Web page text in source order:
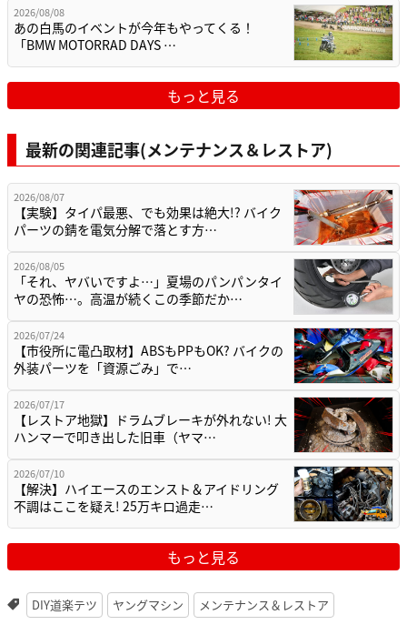
2026/08/08
あの白馬のイベントが今年もやってくる！
「BMW MOTORRAD DAYS …
もっと見る
最新の関連記事(メンテナンス＆レストア)
2026/08/07
【実験】タイパ最悪、でも効果は絶大!? バイク
パーツの錆を電気分解で落とす方…
2026/08/05
「それ、ヤバいですよ…」夏場のパンパンタイ
ヤの恐怖…。高温が続くこの季節だか…
2026/07/24
【市役所に電凸取材】ABSもPPもOK? バイクの
外装パーツを「資源ごみ」で…
2026/07/17
【レストア地獄】ドラムブレーキが外れない! 大
ハンマーで叩き出した旧車（ヤマ…
2026/07/10
【解決】ハイエースのエンスト＆アイドリング
不調はここを疑え! 25万キロ過走…
もっと見る
DIY道楽テツ ヤングマシン メンテナンス＆レストア